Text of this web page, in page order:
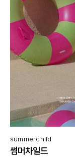
입점
브랜드
summerchild
썸머차일드